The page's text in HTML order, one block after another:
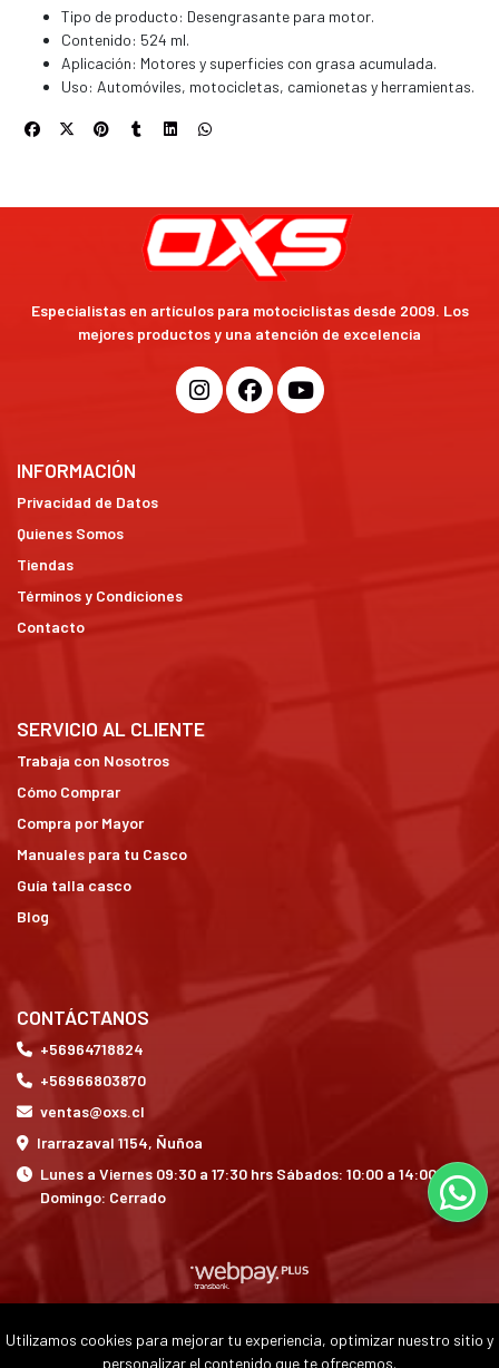
Tipo de producto: Desengrasante para motor.
Contenido: 524 ml.
Aplicación: Motores y superficies con grasa acumulada.
Uso: Automóviles, motocicletas, camionetas y herramientas.
Especialistas en artículos para motociclistas desde 2009. Los
mejores productos y una atención de excelencia
INFORMACIÓN
Privacidad de Datos
Quienes Somos
Tiendas
Términos y Condiciones
Contacto
SERVICIO AL CLIENTE
Trabaja con Nosotros
Cómo Comprar
Compra por Mayor
Manuales para tu Casco
Guía talla casco
Blog
CONTÁCTANOS
+56964718824
+56966803870
ventas@oxs.cl
Irarrazaval 1154, Ñuñoa
Lunes a Viernes 09:30 a 17:30 hrs Sábados: 10:00 a 14:00 hrs
Domingo: Cerrado
OXS © 2026
Utilizamos cookies para mejorar tu experiencia, optimizar nuestro sitio y
personalizar el contenido que te ofrecemos.